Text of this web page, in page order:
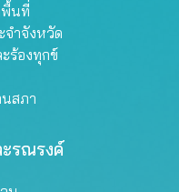
พื้นที่
ำจังหวัด
ะร้องทุกข์
สภา
ะรณรงค์